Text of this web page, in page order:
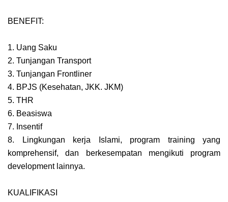
BENEFIT:
1. Uang Saku
2. Tunjangan Transport
3. Tunjangan Frontliner
4. BPJS (Kesehatan, JKK. JKM)
5. THR
6. Beasiswa
7. Insentif
8. Lingkungan kerja Islami, program training yang
komprehensif, dan berkesempatan mengikuti program
development lainnya.
KUALIFIKASI